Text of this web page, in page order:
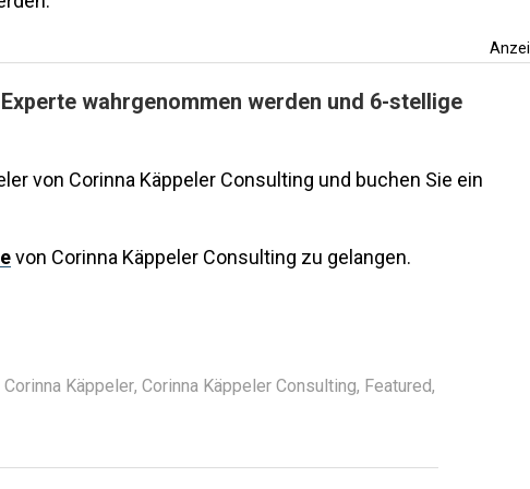
wahrgenommen werden und 6-stellige
von Corinna Käppeler Consulting und buchen Sie ein
von Corinna Käppeler Consulting zu gelangen.
Corinna Käppeler, Corinna Käppeler Consulting, Featured,